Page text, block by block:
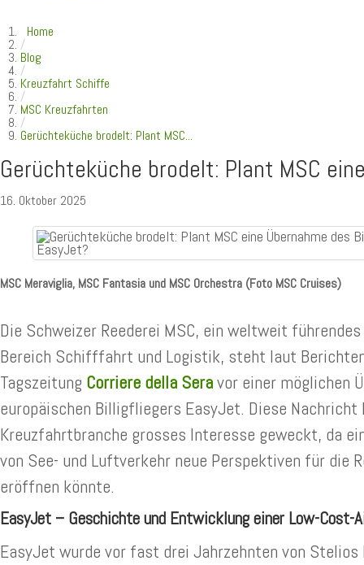
Home
/
Blog
/
Kreuzfahrt Schiffe
/
MSC Kreuzfahrten
/
Gerüchteküche brodelt: Plant MSC...
Gerüchteküche brodelt: Plant MSC
16. Oktober 2025
MSC Meraviglia, MSC Fantasia und MSC Orchestra (Foto MSC Cruises)
Die Schweizer Reederei MSC, ein weltweit
Bereich Schifffahrt und Logistik, steht laut
Tagszeitung Corriere della Seravor einer möglichen
europäischen Billigfliegers EasyJet. Diese Nachricht
Kreuzfahrtbranche grosses Interesse geweckt, da
von See- und Luftverkehr neue Perspektiven für die
eröffnen könnte.
EasyJet – Geschichte und Entwicklung einer Low-Cost-
EasyJet wurde vor fast drei Jahrzehnten von Stelios